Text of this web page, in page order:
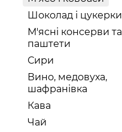
Шоколад і цукерки
М'ясні консерви та
паштети
Сири
Вино, медовуха,
шафранівка
Кава
Чай